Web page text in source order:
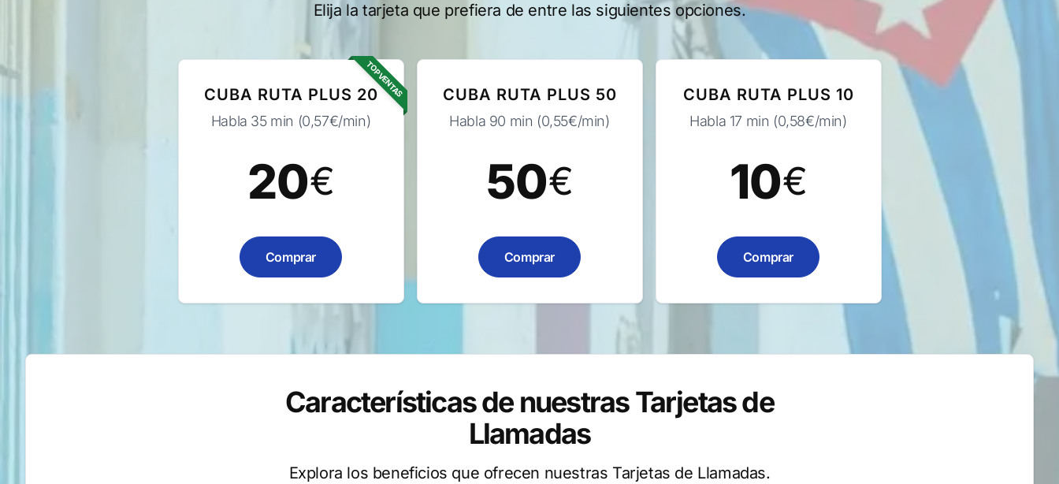
Elija la tarjeta que prefiera de entre las siguientes opciones.
TOP VENTAS
CUBA RUTA PLUS 20
Habla 35 min (0,57€/min)
20€
Comprar
CUBA RUTA PLUS 50
Habla 90 min (0,55€/min)
50€
Comprar
CUBA RUTA PLUS 10
Habla 17 min (0,58€/min)
10€
Comprar
Características de nuestras Tarjetas de
Llamadas
Explora los beneficios que ofrecen nuestras Tarjetas de Llamadas.